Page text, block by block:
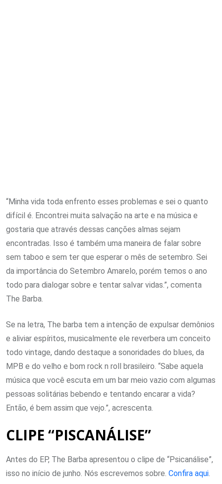
“Minha vida toda enfrento esses problemas e sei o quanto
difícil é. Encontrei muita salvação na arte e na música e
gostaria que através dessas canções almas sejam
encontradas. Isso é também uma maneira de falar sobre
sem taboo e sem ter que esperar o mês de setembro. Sei
da importância do Setembro Amarelo, porém temos o ano
todo para dialogar sobre e tentar salvar vidas.”, comenta
The Barba.
Se na letra, The barba tem a intenção de expulsar demônios
e aliviar espíritos, musicalmente ele reverbera um conceito
todo vintage, dando destaque a sonoridades do blues, da
MPB e do velho e bom rock n roll brasileiro. “Sabe aquela
música que você escuta em um bar meio vazio com algumas
pessoas solitárias bebendo e tentando encarar a vida?
Então, é bem assim que vejo.”, acrescenta.
CLIPE “PISCANÁLISE”
Antes do EP, The Barba apresentou o clipe de “Psicanálise”,
isso no início de junho. Nós escrevemos sobre. Confira aqui.